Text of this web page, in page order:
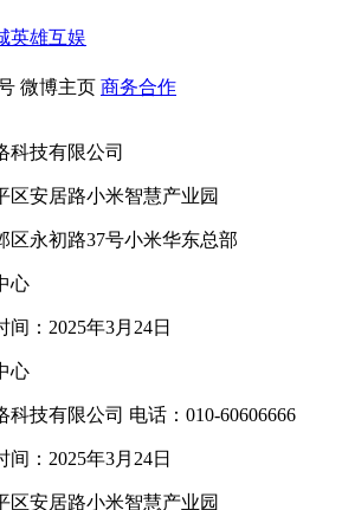
英雄互娱
微博主页 商务合作
科技有限公司
区安居路小米智慧产业园
区永初路37号小米华东总部
心
间：2025年3月24日
心
技有限公司 电话：010-60606666
间：2025年3月24日
区安居路小米智慧产业园